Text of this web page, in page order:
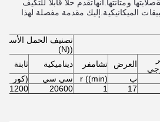
صلابتها ومتانتها. انهاتقدم حلًا قابلاً للتكيف
الميكانيكية. إليك مقدمة مفصلة لهذا
تصنيف الحمل
((N)
العرض تشامفر ديناميكية
ثابتة
ب r ((min) سي سي
(كور
17
1
20600
11200